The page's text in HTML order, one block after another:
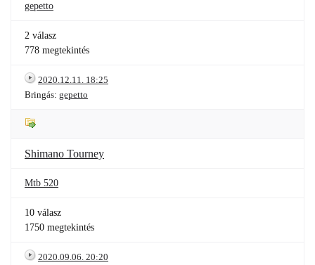
gepetto
2 válasz
778 megtekintés
2020.12.11. 18:25
Bringás: gepetto
Shimano Tourney
Mtb 520
10 válasz
1750 megtekintés
2020.09.06. 20:20